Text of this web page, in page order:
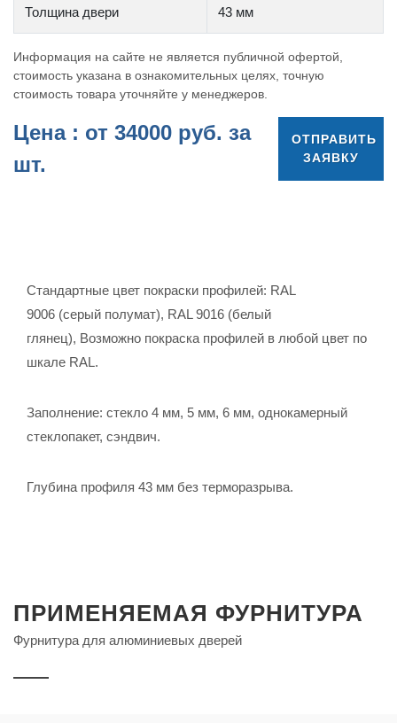
Толщина двери 43 мм
Информация на сайте не является публичной офертой,
стоимость указана в ознакомительных целях, точную
стоимость товара уточняйте у менеджеров.
Цена : от 34000 руб. за
шт.
ОТПРАВИТЬ
ЗАЯВКУ
Стандартные цвет покраски профилей: RAL
9006 (серый полумат), RAL 9016 (белый
глянец), Возможно покраска профилей в любой цвет по
шкале RAL.
Заполнение: стекло 4 мм, 5 мм, 6 мм, однокамерный
стеклопакет, сэндвич.
Глубина профиля 43 мм без терморазрыва.
ПРИМЕНЯЕМАЯ ФУРНИТУРА
Фурнитура для алюминиевых дверей